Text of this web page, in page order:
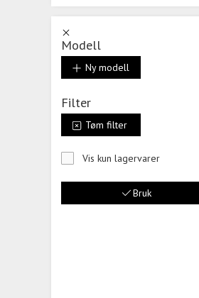
Modell
Ny modell
Filter
Tøm filter
Vis kun lagervarer
Bruk